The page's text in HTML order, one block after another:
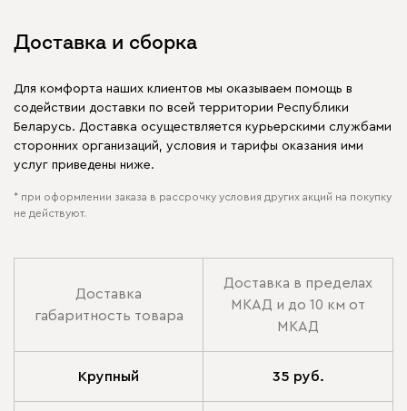
Доставка и сборка
Для комфорта наших клиентов мы оказываем помощь в
содействии доставки по всей территории Республики
Беларусь. Доставка осуществляется курьерскими службами
сторонних организаций, условия и тарифы оказания ими
услуг приведены ниже.
* при оформлении заказа в рассрочку условия других акций на покупку
не действуют.
Доставка
габаритность товара
Доставка в пределах
МКАД и до 10 км от
МКАД
Крупный 35 руб.